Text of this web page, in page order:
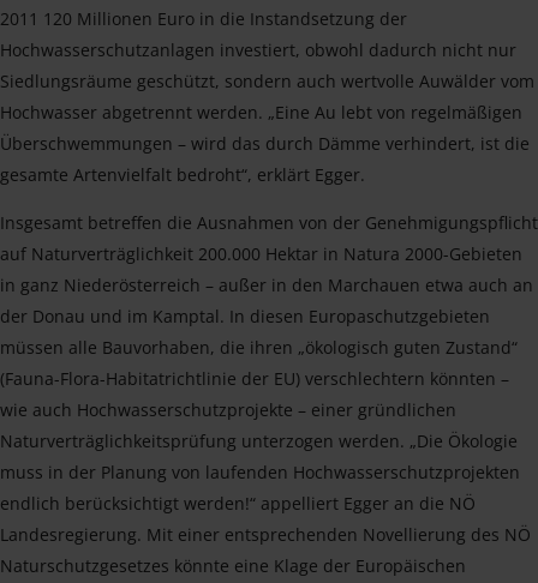
2011 120 Millionen Euro in die Instandsetzung der
Hochwasserschutzanlagen investiert, obwohl dadurch nicht nur
Siedlungsräume geschützt, sondern auch wertvolle Auwälder vom
Hochwasser abgetrennt werden. „Eine Au lebt von regelmäßigen
Überschwemmungen – wird das durch Dämme verhindert, ist die
gesamte Artenvielfalt bedroht“, erklärt Egger.
Insgesamt betreffen die Ausnahmen von der Genehmigungspflicht
auf Naturverträglichkeit 200.000 Hektar in Natura 2000-Gebieten
in ganz Niederösterreich – außer in den Marchauen etwa auch an
der Donau und im Kamptal. In diesen Europaschutzgebieten
müssen alle Bauvorhaben, die ihren „ökologisch guten Zustand“
(Fauna-Flora-Habitatrichtlinie der EU) verschlechtern könnten –
wie auch Hochwasserschutzprojekte – einer gründlichen
Naturverträglichkeitsprüfung unterzogen werden. „Die Ökologie
muss in der Planung von laufenden Hochwasserschutzprojekten
endlich berücksichtigt werden!“ appelliert Egger an die NÖ
Landesregierung. Mit einer entsprechenden Novellierung des NÖ
Naturschutzgesetzes könnte eine Klage der Europäischen